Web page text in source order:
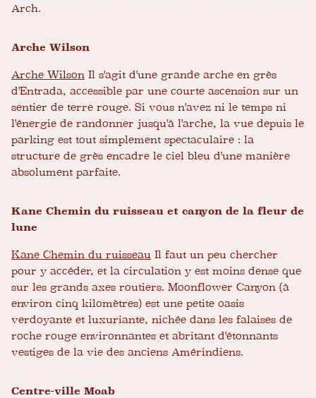
Arch.
Arche Wilson
Arche Wilson Il s'agit d'une grande arche en grès
d'Entrada, accessible par une courte ascension sur un
sentier de terre rouge. Si vous n'avez ni le temps ni
l'énergie de randonner jusqu'à l'arche, la vue depuis le
parking est tout simplement spectaculaire : la
structure de grès encadre le ciel bleu d'une manière
absolument parfaite.
Kane Chemin du ruisseau et canyon de la fleur de
lune
Kane Chemin du ruisseau Il faut un peu chercher
pour y accéder, et la circulation y est moins dense que
sur les grands axes routiers. Moonflower Canyon (à
environ cinq kilomètres) est une petite oasis
verdoyante et luxuriante, nichée dans les falaises de
roche rouge environnantes et abritant d'étonnants
vestiges de la vie des anciens Amérindiens.
Centre-ville Moab